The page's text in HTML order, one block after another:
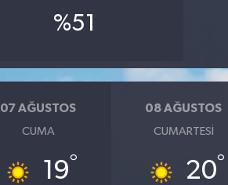
%51
07 AĞUSTOS
CUMA
19°
08 AĞUSTOS
CUMARTESI
20°